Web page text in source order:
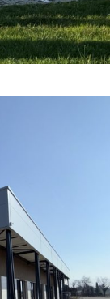
FORT
ELECTRO-
ÉNERGÉTIQUE·